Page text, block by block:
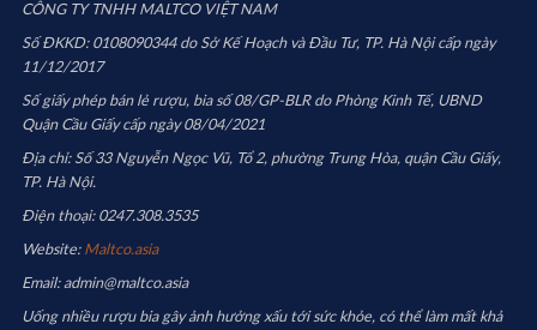
CÔNG TY TNHH MALTCO VIỆT NAM
Số ĐKKD: 0108090344 do Sở Kế Hoạch và Đầu Tư, TP. Hà Nội cấp ngày
11/12/2017
Số giấy phép bán lẻ rượu, bia số 08/GP-BLR do Phòng Kinh Tế, UBND
Quận Cầu Giấy cấp ngày 08/04/2021
Địa chỉ: Số 33 Nguyễn Ngọc Vũ, Tổ 2, phường Trung Hòa, quận Cầu Giấy,
TP. Hà Nội.
Điện thoại: 0247.308.3535
Website: Maltco.asia
Email: admin@maltco.asia
Uống nhiều rượu bia gây ảnh hưởng xấu tới sức khỏe, có thể làm mất khả